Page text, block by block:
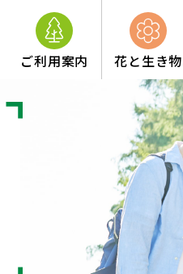
ご利用案内 花と生き物